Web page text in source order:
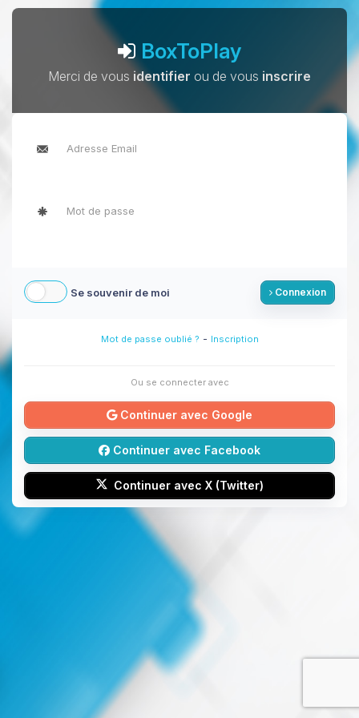
BoxToPlay
Merci de vous identifier ou de vous inscrire
Se souvenir de moi Connexion
Mot de passe oublié ? - Inscription
Ou se connecter avec
Continuer avec Google
Continuer avec Facebook
Continuer avec X (Twitter)